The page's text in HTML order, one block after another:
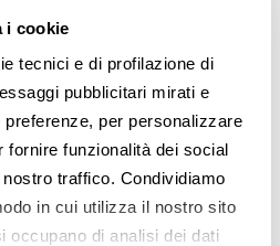
i cookie
tecnici e di profilazione di
pubblicitari mirati e
per personalizzare
fornire funzionalità dei social
traffico. Condividiamo
in cui utilizza il nostro sito
occupano di analisi dei dati
il tuo mutuo
QUINTO
il tuo